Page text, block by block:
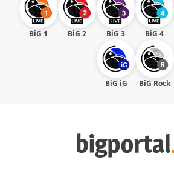
BiG 1 BiG 2 BiG 3 BiG 4
BiG iG BiG Rock